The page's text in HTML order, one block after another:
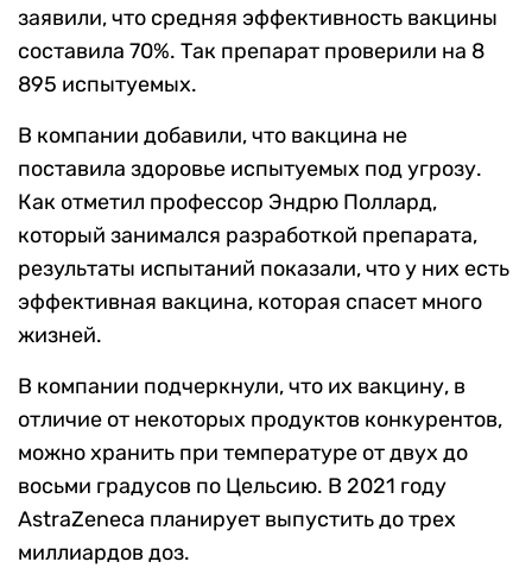
заявили, что средняя эффективность вакцины
составила 70%. Так препарат проверили на 8
895 испытуемых.
В компании добавили, что вакцина не
поставила здоровье испытуемых под угрозу.
Как отметил профессор Эндрю Поллард,
который занимался разработкой препарата,
результаты испытаний показали, что у них есть
эффективная вакцина, которая спасет много
жизней.
В компании подчеркнули, что их вакцину, в
отличие от некоторых продуктов конкурентов,
можно хранить при температуре от двух до
восьми градусов по Цельсию. В 2021 году
AstraZeneca планирует выпустить до трех
миллиардов доз.